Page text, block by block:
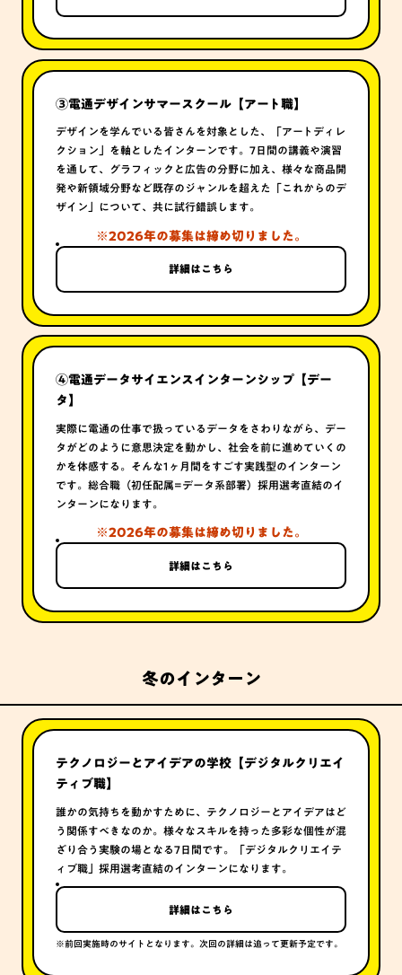
③電通デザインサマースクール【アート職】
デザインを学んでいる皆さんを対象とした、「アートディレ
クション」を軸としたインターンです。7日間の講義や演習
を通して、グラフィックと広告の分野に加え、様々な商品開
発や新領域分野など既存のジャンルを超えた「これからのデ
ザイン」について、共に試行錯誤します。
※2026年の募集は締め切りました。
詳細はこちら
④電通データサイエンスインターンシップ【デー
タ】
実際に電通の仕事で扱っているデータをさわりながら、デー
タがどのように意思決定を動かし、社会を前に進めていくの
かを体感する。そんな1ヶ月間をすごす実践型のインターン
です。総合職（初任配属=データ系部署）採用選考直結のイ
ンターンになります。
※2026年の募集は締め切りました。
詳細はこちら
冬のインターン
テクノロジーとアイデアの学校【デジタルクリエイ
ティブ職】
誰かの気持ちを動かすために、テクノロジーとアイデアはど
う関係すべきなのか。様々なスキルを持った多彩な個性が混
ざり合う実験の場となる7日間です。「デジタルクリエイテ
ィブ職」採用選考直結のインターンになります。
詳細はこちら
※前回実施時のサイトとなります。次回の詳細は追って更新予定です。